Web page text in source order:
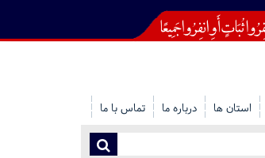
استان ها درباره ما تماس با ما